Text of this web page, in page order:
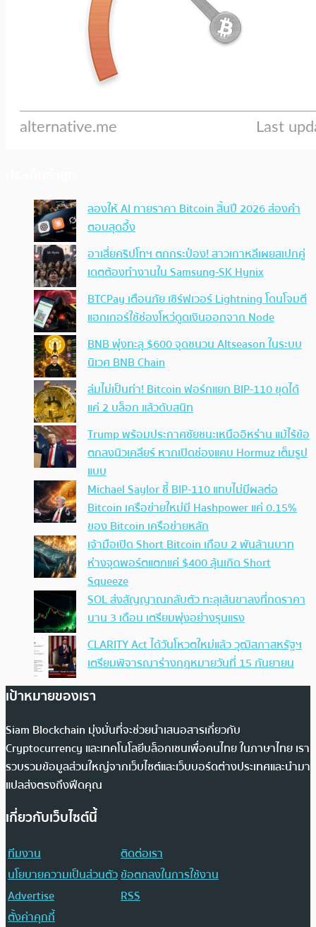
ลองให้ AI ทายราคา Bitcoin สิ้นปี 2026 ส่องคำ
ตอบสุดอึ้ง
อาเสี่ยคริปโทฯ ตกกระป๋อง! สาวเกาหลีเผยสเปกคู่
เดตต้องทำงานใน Samsung-SK Hynix
BTCPay เตือนภัย เซิร์ฟเวอร์ Lightning โดนโจมตี
แฮกเกอร์ใช้ช่องโหว่ดูดเงินออกจาก Node
BNB พุ่งทะลุ $600 จุดชนวน Altseason ในระบบ
นิเวศ BNB Chain
ล่มไม่เป็นท่า! Bitcoin ฟอร์กแยก BIP-110 ขุดได้
แค่ 2 บล็อก แล้วดับสนิท
Trump พร้อมประกาศชัยชนะเหนืออิหร่าน แม้ไร้ข้อ
ตกลงนิวเคลียร์ หากเปิดช่องแคบ Hormuz เต็มรูป
แบบ
Michael Saylor ชี้ BIP-110 แทบไม่มีผลต่อ
Bitcoin เครือข่ายใหม่มี Hashpower แค่ 0.15%
ของ Bitcoin เครือข่ายหลัก
เจ้ามือเปิด Short Bitcoin เกือบ 2 พันล้านบาท
ห่างจุดพอร์ตแตกแค่ $400 ลุ้นเกิด Short
Squeeze
SOL ส่งสัญญาณกลับตัว ทะลุเส้นขาลงที่กดราคา
นาน 3 เดือน เตรียมพุ่งอย่างรุนแรง
CLARITY Act ได้วันโหวตใหม่แล้ว วุฒิสภาสหรัฐฯ
เตรียมพิจารณาร่างกฎหมายวันที่ 15 กันยายน
เป้าหมายของเรา
Siam Blockchain มุ่งมั่นที่จะช่วยนำเสนอสารเกี่ยวกับ
Cryptocurrency และเทคโนโลยีบล็อกเชนเพื่อคนไทย ในภาษาไทย เรา
รวบรวมข้อมูลส่วนใหญ่จากเว็บไซต์และเว็บบอร์ดต่างประเทศและนำมา
แปลส่งตรงถึงฟีดคุณ
เกี่ยวกับเว็บไซต์นี้
ทีมงาน
ติดต่อเรา
นโยบายความเป็นส่วนตัวข้อตกลงในการใช้งาน
Advertise
RSS
ตั้งค่าคุกกี้